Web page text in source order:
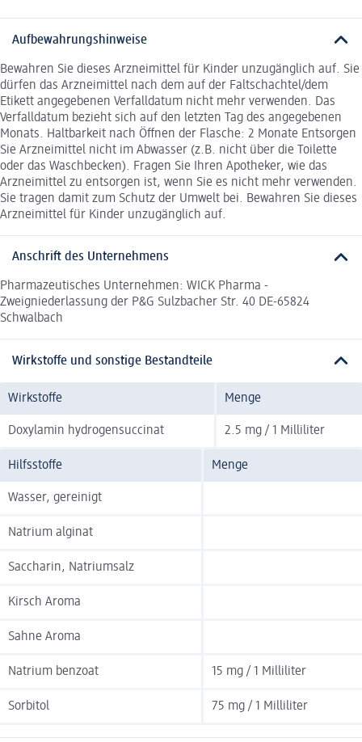
Aufbewahrungshinweise
Bewahren Sie dieses Arzneimittel für Kinder unzugänglich auf. Sie
dürfen das Arzneimittel nach dem auf der Faltschachtel/dem
Etikett angegebenen Verfalldatum nicht mehr verwenden. Das
Verfalldatum bezieht sich auf den letzten Tag des angegebenen
Monats. Haltbarkeit nach Öffnen der Flasche: 2 Monate Entsorgen
Sie Arzneimittel nicht im Abwasser (z.B. nicht über die Toilette
oder das Waschbecken). Fragen Sie Ihren Apotheker, wie das
Arzneimittel zu entsorgen ist, wenn Sie es nicht mehr verwenden.
Sie tragen damit zum Schutz der Umwelt bei. Bewahren Sie dieses
Arzneimittel für Kinder unzugänglich auf.
Anschrift des Unternehmens
Pharmazeutisches Unternehmen: WICK Pharma -
Zweigniederlassung der P&G Sulzbacher Str. 40 DE-65824
Schwalbach
Wirkstoffe und sonstige Bestandteile
Wirkstoffe Menge
Doxylamin hydrogensuccinat 2.5 mg / 1 Milliliter
Hilfsstoffe Menge
Wasser, gereinigt
Natrium alginat
Saccharin, Natriumsalz
Kirsch Aroma
Sahne Aroma
Natrium benzoat 15 mg / 1 Milliliter
Sorbitol 75 mg / 1 Milliliter